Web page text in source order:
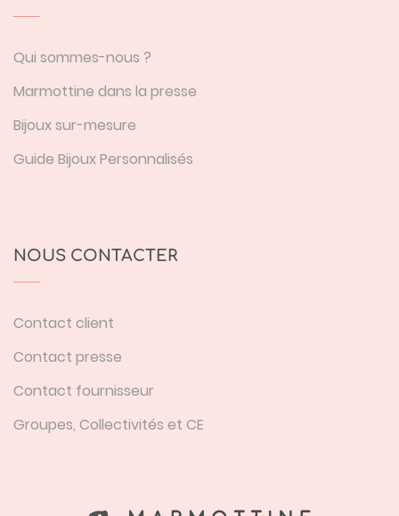
Qui sommes-nous ?
Marmottine dans la presse
Bijoux sur-mesure
Guide Bijoux Personnalisés
NOUS CONTACTER
Contact client
Contact presse
Contact fournisseur
Groupes, Collectivités et CE